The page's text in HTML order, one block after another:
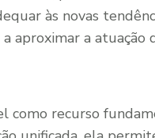
às novas
aproximar a atuação
como recurso